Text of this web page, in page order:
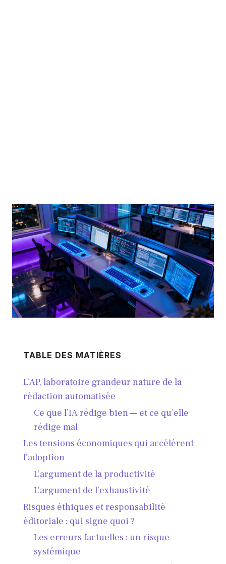
TABLE DES MATIÈRES
L’AP, laboratoire grandeur nature de la
rédaction automatisée
Ce que l’IA rédige bien — et ce qu’elle
rédige mal
Les tensions économiques qui accélèrent
l’adoption
L’argument de la productivité
L’argument de l’exhaustivité
Risques éthiques et responsabilité
éditoriale : qui signe quoi ?
Les erreurs factuelles : un risque
systémique